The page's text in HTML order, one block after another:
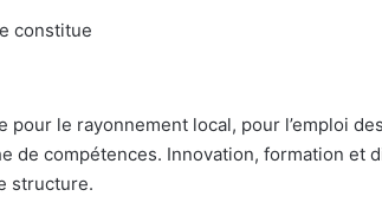
constitue
pour le rayonnement local, pour l’emploi
de compétences. Innovation, formation et
structure.